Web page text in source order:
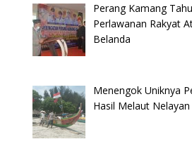
Perang Kamang
Perlawanan Rakyat
Belanda
Menengok Uniknya
Hasil Melaut Nelayan